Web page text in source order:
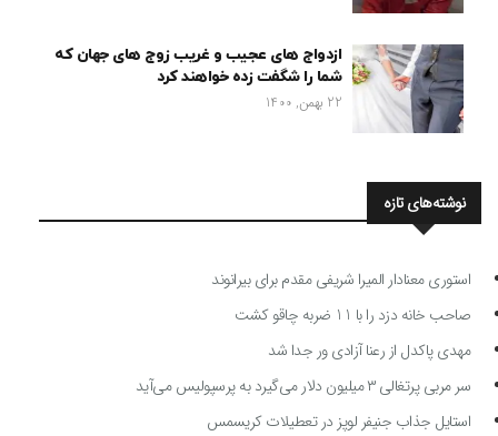
ازدواج های عجیب و غریب زوج های جهان که
شما را شگفت زده خواهند کرد
22 بهمن, 1400
نوشته‌های تازه
استوری معنادار المیرا شریفی مقدم برای بیرانوند
صاحب خانه دزد را با 11 ضربه چاقو کشت
مهدی پاکدل از رعنا آزادی ور جدا شد
سر مربی پرتغالی ۳ میلیون دلار می‌گیرد به پرسپولیس می‌آید
استایل جذاب جنیفر لوپز در تعطیلات کریسمس